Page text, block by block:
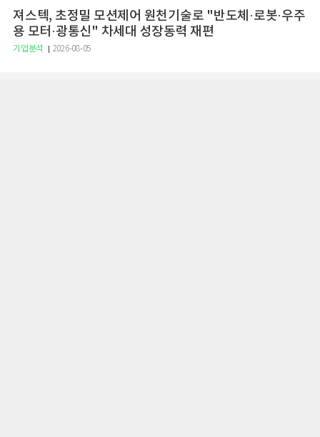
져스텍, 초정밀 모션제어 원천기술로 "반도체·로봇·우주
용 모터·광통신" 차세대 성장동력 재편
기업분석 2026-08-05